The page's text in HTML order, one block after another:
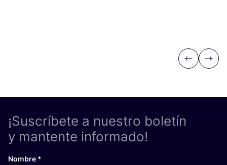
Previous
Next
¡Suscríbete a nuestro boletín
y mantente informado!
Nombre *